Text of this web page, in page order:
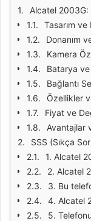
Alcatel 2003G:
Tasarım ve
Donanım
Kamera
Batarya ve
Bağlantı
Özellikler
Fiyat ve
Avantajlar
SSS (Sıkça
1. Alcatel
2. Alcatel
3. Bu
4. Alcatel
5.